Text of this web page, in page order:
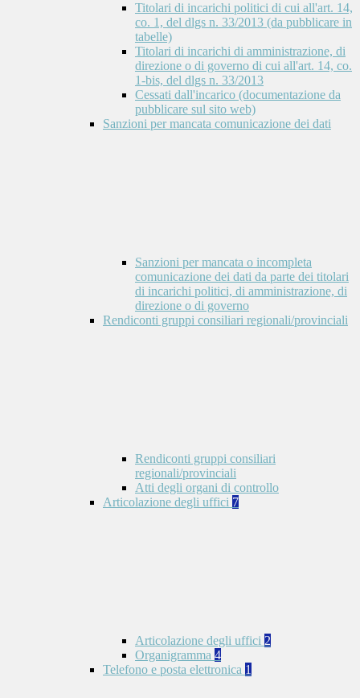
Titolari di incarichi politici di cui all'art. 14,
co. 1, del dlgs n. 33/2013 (da pubblicare in
tabelle)
Titolari di incarichi di amministrazione, di
direzione o di governo di cui all'art. 14, co.
1-bis, del dlgs n. 33/2013
Cessati dall'incarico (documentazione da
pubblicare sul sito web)
Sanzioni per mancata comunicazione dei dati
Sanzioni per mancata o incompleta
comunicazione dei dati da parte dei titolari
di incarichi politici, di amministrazione, di
direzione o di governo
Rendiconti gruppi consiliari regionali/provinciali
Rendiconti gruppi consiliari
regionali/provinciali
Atti degli organi di controllo
Articolazione degli uffici 7
Articolazione degli uffici 2
Organigramma 4
Telefono e posta elettronica 1